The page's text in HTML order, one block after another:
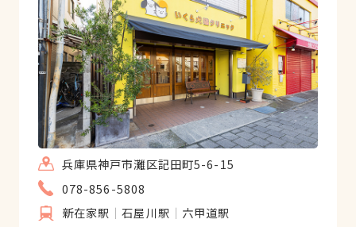
兵庫県神戸市灘区記田町5-6-15
078-856-5808
新在家駅
石屋川駅
六甲道駅